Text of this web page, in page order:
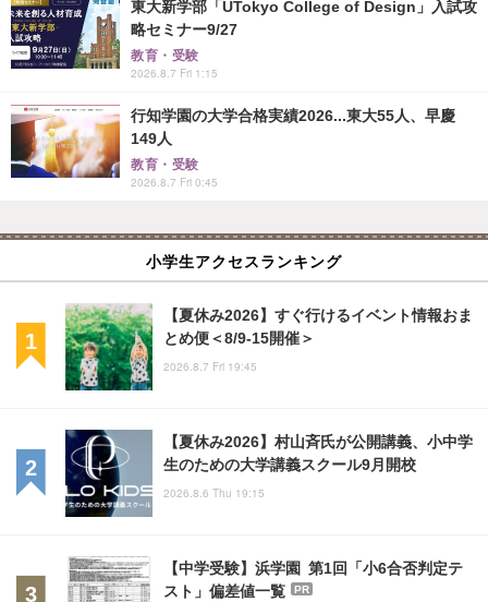
東大新学部「UTokyo College of Design」入試攻
略セミナー9/27
教育・受験
2026.8.7 Fri 1:15
行知学園の大学合格実績2026...東大55人、早慶
149人
教育・受験
2026.8.7 Fri 0:45
小学生アクセスランキング
【夏休み2026】すぐ行けるイベント情報おま
とめ便＜8/9-15開催＞
2026.8.7 Fri 19:45
【夏休み2026】村山斉氏が公開講義、小中学
生のための大学講義スクール9月開校
2026.8.6 Thu 19:15
【中学受験】浜学園 第1回「小6合否判定テ
スト」偏差値一覧
PR